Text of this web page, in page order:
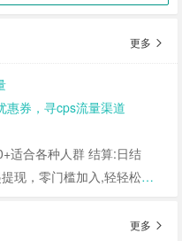
更多
惠券，寻cps流量渠道
适合各种人群 结算:日结
松松日结,寻找合作小伙伴（CPA/CPL）
更多